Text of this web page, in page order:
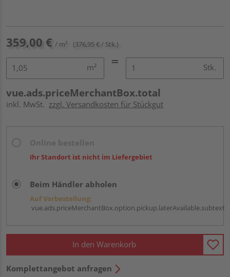
359,00 € / m² (376,95 € / Stk.)
m² Stk.
vue.ads.priceMerchantBox.total
inkl. MwSt. zzgl. Versandkosten für Stückgut
Ihr Standort ist nicht im Liefergebiet
Beim Händler abholen
Auf Vorbestellung:
vue.ads.priceMerchantBox.option.pickup.laterAvailable.subtext
In den Warenkorb
Komplettangebot anfragen